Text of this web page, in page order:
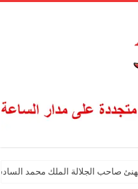
صاحب الجلالة الملك محمد